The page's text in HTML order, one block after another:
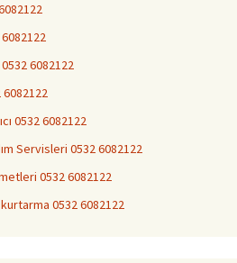
0532 6082122
6082122
0532 6082122
Servisleri 0532 6082122
0532 6082122
0532 6082122